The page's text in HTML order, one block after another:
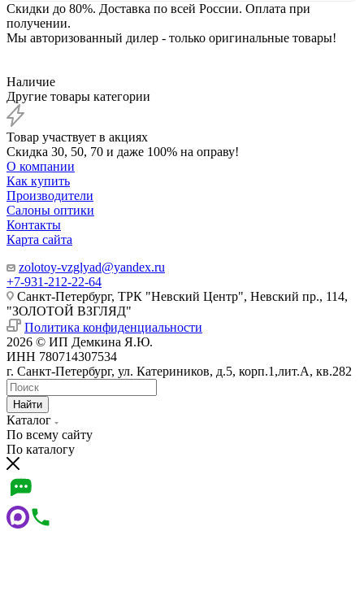
Скидки до 80%. Доставка по всей России. Оплата при
получении.
Мы авторизованный дилер - только оригинальные товары!
Наличие
Другие товары категории
Товар участвует в акциях
Скидка 30, 50, 70 и даже 100% на оправу!
О компании
Как купить
Производители
Салоны оптики
Контакты
Карта сайта
zolotoy-vzglyad@yandex.ru
+7-931-212-22-64
Санкт-Петербург, ТРК "Невский Центр", Невский пр., 114,
"ЗОЛОТОЙ ВЗГЛЯД"
Политика конфиденциальности
2026 © ИП Демкина Я.Ю.
ИНН 780714307534
г. Санкт-Петербург, ул. Катериников, д.5, корп.1,лит.А, кв.282
Найти
Каталог
По всему сайту
По каталогу